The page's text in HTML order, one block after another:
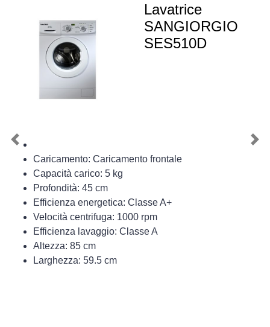
Lavatrice
SANGIORGIO
SES510D
Caricamento: Caricamento frontale
Capacità carico: 5 kg
Profondità: 45 cm
Efficienza energetica: Classe A+
Velocità centrifuga: 1000 rpm
Efficienza lavaggio: Classe A
Altezza: 85 cm
Larghezza: 59.5 cm
Previous